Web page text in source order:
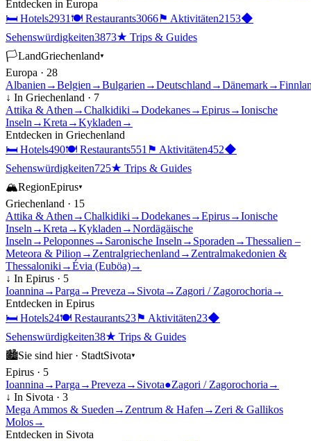
Entdecken in Europa
🛏 Hotels2931 🍽 Restaurants3066⚑ Aktivitäten2153◆
Sehenswürdigkeiten3873★ Trips & Guides
🏳LandGriechenland▾
Europa · 28
Albanien →Belgien →Bulgarien →Deutschland →Dänemark→
↓ In Griechenland · 7
Attika & Athen →Chalkidiki →Dodekanes→Epirus→Ionische
Inseln →Kreta →Kykladen →
Entdecken in Griechenland
🛏 Hotels490🍽 Restaurants551 ⚑ Aktivitäten452◆
Sehenswürdigkeiten725★ Trips & Guides
🏔RegionEpirus▾
Griechenland · 15
Attika & Athen →Chalkidiki →Dodekanes→Epirus→Ionische
Inseln →Kreta →Kykladen →Nordägäische
Inseln →Peloponnes→ Saronische Inseln → Sporaden →Thessalien –
Meteora & Pilion → Zentralgriechenland → Zentralmakedonien &
Thessaloniki →Évia (Euböa)→
↓ In Epirus · 5
Ioannina →Parga →Preveza → Sivota → Zagori / Zagorochoria →
Entdecken in Epirus
🛏 Hotels24🍽 Restaurants23⚑ Aktivitäten23◆
Sehenswürdigkeiten38★ Trips & Guides
🏙Sie sind hier · StadtSivota▾
Epirus · 5
Ioannina →Parga →Preveza → Sivota●Zagori / Zagorochoria →
↓ In Sivota · 3
Mega Ammos & Sueden → Zentrum & Hafen → Zeri & Gallikos
Molos→
Entdecken in Sivota